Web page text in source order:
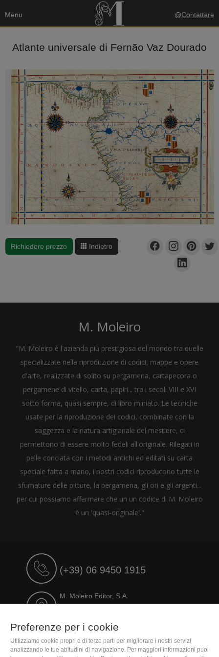
Menu @Contattare
Atlante universale di Fernão Vaz Dourado
Richiedere prezzo Indietro
M. Moleiro
"M. Moleiro è l'azienda più prestigiosa del mondo tra quelle
specializzate nella riproduzione di codici, mappe e opere
d'arte, realizzate di solito su pergamena, cartapecora o
pergamene di vitello, carta, papiri... tra i secoli VIII e XVI
sotto forma, quasi sempre, di libro miniato. Le tecniche
usate per la riproduzione dei codici, combinate con la
saggezza e la natura artigianale del mestiere, ci
permettono di essere molto fedeli all'originale. Rilegati in
pelle conciata con i metodi antichi ed editati su carta
speciale fatta a mano, i nostri codici riproducono tutte le
sfumature delle pitture, la pergamena, gli ori e gli argenti...
per cui possiamo affermare che un un codice di M. Moleiro
è un 'quasi-originale'."
(+39) 06 9450 1915
M. Moleiro Editor, S.A.
Travesera de Gracia, 17
Preferenze per i cookie
Utilizziamo cookie propri e di terze parti per migliorare i nostri servizi
analizzando le tue abitudini di navigazione. Per maggiori informazioni puoi